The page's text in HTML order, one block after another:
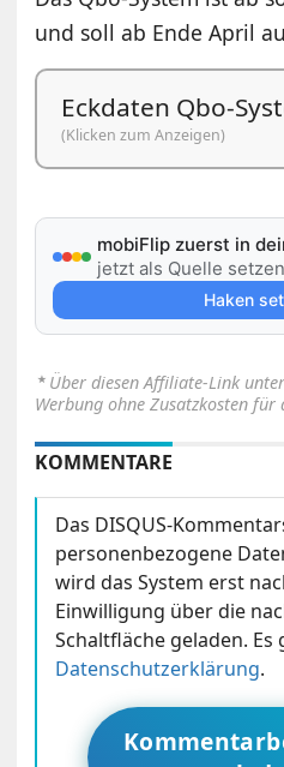
und soll ab Ende April
Eckdaten Qbo-
(Klicken zum Anzeigen)
mobiFlip zuerst in
jetzt als Quelle setzen
Haken
⋆ Über diesen Affiliate-Link
Werbung ohne Zusatzkosten für
KOMMENTARE
Das DISQUS-
personenbezogene
wird das System erst
Einwilligung über die
Schaltfläche geladen. Es
Datenschutzerklärung.